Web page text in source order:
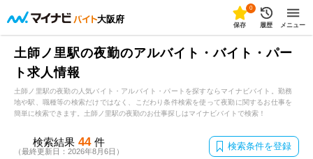
大阪府
0
保存 履歴 メニュー
土師ノ里駅の夜勤のアルバイト・バイト・パー
ト求人情報
土師ノ里駅の夜勤の人気バイト・アルバイト・パートを探すならマイナビバイト。勤務
地や駅、職種等の検索だけではなく、こだわり条件検索を使って夜勤に関するお仕事を
簡単に検索できます。土師ノ里駅の夜勤のお仕事探しはマイナビバイトで検索！
検索結果 44 件
（最終更新日：2026年8月6日） 検索条件を登録